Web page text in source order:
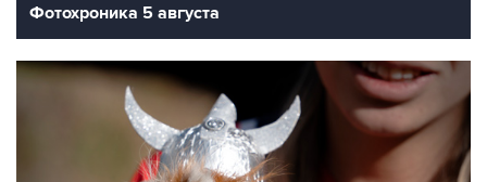
Фотохроника 5 августа